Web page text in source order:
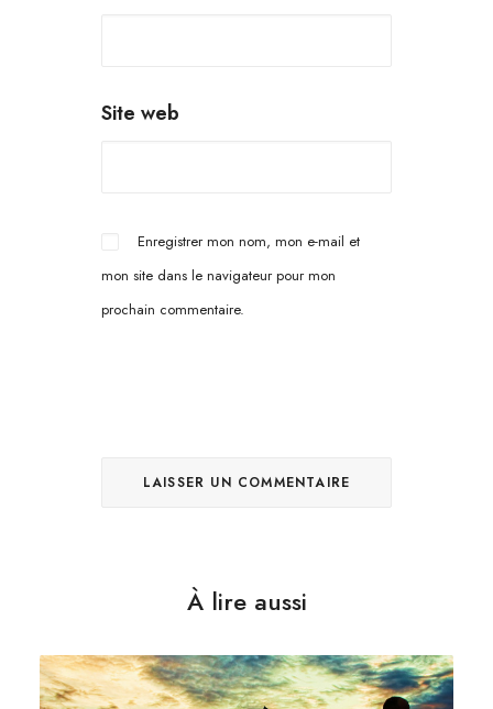
Site web
Enregistrer mon nom, mon e-mail et
mon site dans le navigateur pour mon
prochain commentaire.
À lire aussi